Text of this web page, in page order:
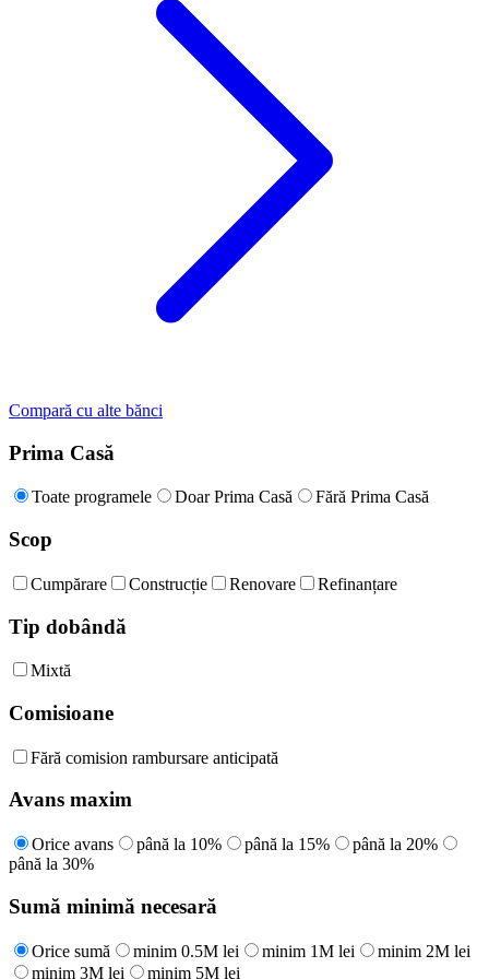
Compară cu alte bănci
Prima Casă
Toate programele Doar Prima Casă Fără Prima Casă
Scop
Cumpărare Construcție Renovare Refinanțare
Tip dobândă
Mixtă
Comisioane
Fără comision rambursare anticipată
Avans maxim
Orice avans până la 10% până la 15%
până la 20%
până la 30%
Sumă minimă necesară
Orice sumă minim 0.5M lei minim 1M lei
minim 2M lei
minim 3M lei
minim 5M lei